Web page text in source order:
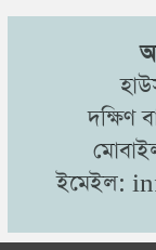
দক্ষিণ
ইমেইল: